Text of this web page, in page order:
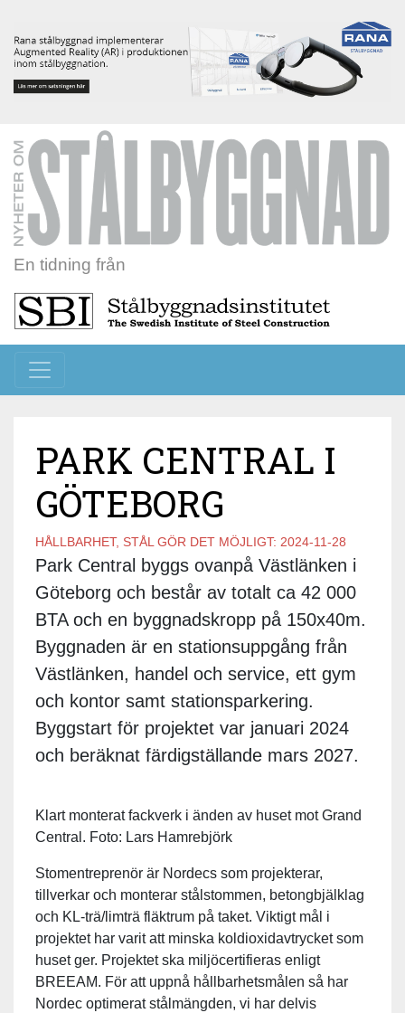
En tidning från
Toggle navigation
PARK CENTRAL I
GÖTEBORG
HÅLLBARHET, STÅL GÖR DET MÖJLIGT: 2024-11-28
Park Central byggs ovanpå Västlänken i
Göteborg och består av totalt ca 42 000
BTA och en byggnadskropp på 150x40m.
Byggnaden är en stationsuppgång från
Västlänken, handel och service, ett gym
och kontor samt stationsparkering.
Byggstart för projektet var januari 2024
och beräknat färdigställande mars 2027.
Klart monterat fackverk i änden av huset mot Grand
Central. Foto: Lars Hamrebjörk
Stomentreprenör är Nordecs som projekterar,
tillverkar och monterar stålstommen, betongbjälklag
och KL-trä/limträ fläktrum på taket. Viktigt mål i
projektet har varit att minska koldioxidavtrycket som
huset ger. Projektet ska miljöcertifieras enligt
BREEAM. För att uppnå hållbarhetsmålen så har
Nordec optimerat stålmängden, vi har delvis